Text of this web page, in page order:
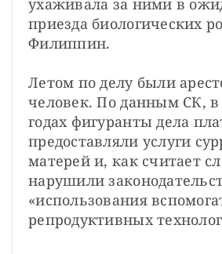
приезда биологических
Филиппин.
Летом по делу были
человек. По данным СК, в
годах фигуранты дела
предоставляли услуги
матерей и, как считает
нарушили
«использования
репродуктивных